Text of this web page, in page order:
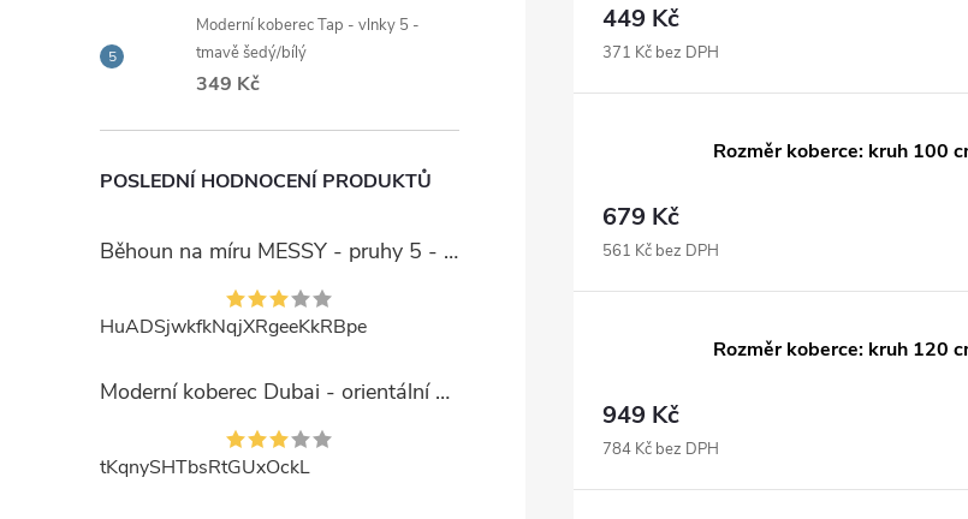
Moderní koberec Tap - vlnky 5 -
tmavě šedý/bílý
349 Kč
POSLEDNÍ HODNOCENÍ PRODUKTŮ
Běhoun na míru MESSY - pruhy 5 - béžový
HuADSjwkfkNqjXRgeeKkRBpe
Moderní koberec Dubai - orientální 6 - červený
tKqnySHTbsRtGUxOckL
449 Kč
371 Kč bez DPH
Rozměr koberce: kruh 100
679 Kč
561 Kč bez DPH
Rozměr koberce: kruh 120
949 Kč
784 Kč bez DPH